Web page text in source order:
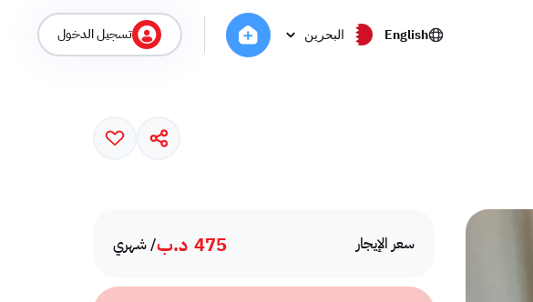
English البحرين تسجيل الدخول
سعر الإيجار 475 د.ب/ شهري